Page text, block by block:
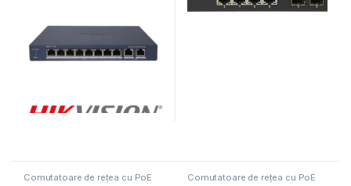
Comutatoare de rețea cu PoE Comutatoare de rețea cu PoE